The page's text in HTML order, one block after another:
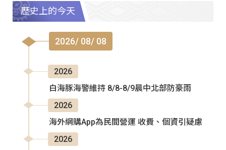
歷史上的今天
2026/ 08/ 08
2026
白海豚海警維持 8/8-8/9晨中北部防豪雨
2026
海外網購App為民間營運 收費、個資引疑慮
2026